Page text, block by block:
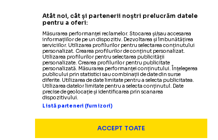
Atât noi, cât și partenerii noștri prelucrăm datele
pentru a oferi:
Măsurarea performanței reclamelor. Stocarea și/sau accesarea
informațiilor de pe un dispozitiv. Dezvoltarea și îmbunătățirea
serviciilor. Utilizarea profilurilor pentru selectarea conținutului
personalizat. Crearea profilurilor de conținut personalizat.
Utilizarea profilurilor pentru selectarea publicității
personalizate. Crearea profilurilor pentru publicitate
personalizată. Măsurarea performanței conținutului. Înțelegerea
publicului prin statistici sau combinații de date din surse
diferite. Utilizarea de date limitate pentru a selecta publicitatea.
Utilizarea datelor limitate pentru a selecta conținutul. Date
precise de geolocație și identificarea prin scanarea
dispozitivului.
Listă parteneri (furnizori)
ACCEPT TOATE